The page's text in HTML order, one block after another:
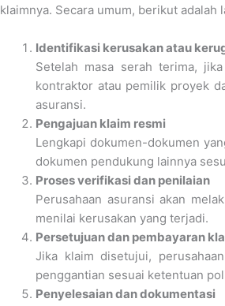
klaimnya. Secara umum, berikut adalah
Identifikasi kerusakan atau
Setelah masa serah terima,
kontraktor atau pemilik proyek
asuransi.
Pengajuan klaim resmi
Lengkapi dokumen-dokumen
dokumen pendukung lainnya
Proses verifikasi dan penilaian
Perusahaan asuransi akan
menilai kerusakan yang terjadi.
Persetujuan dan pembayaran
Jika klaim disetujui,
penggantian sesuai ketentuan
Penyelesaian dan dokumentasi